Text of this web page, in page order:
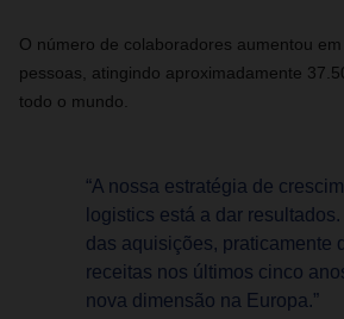
O número de colaboradores aumentou
pessoas, atingindo aproximadamente
todo o mundo.
“A nossa estratégia de
logistics está a dar
das aquisições, praticamente
receitas nos últimos cinco
nova dimensão na Europa.”